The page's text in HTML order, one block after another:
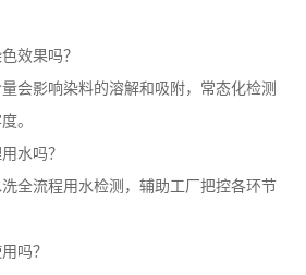
效果吗？
会影响染料的溶解和吸附，常态化检测
。
水吗？
全流程用水检测，辅助工厂把控各环节
吗？